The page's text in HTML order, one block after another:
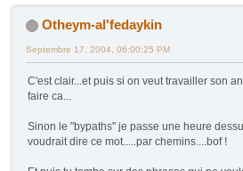
Otheym-al'fedaykin
Septembre 17, 2004, 06:00:25 PM
C'est clair...et puis si on veut travailler son
faire ca...
Sinon le "bypaths" je passe une heure
voudrait dire ce mot.....par chemins....bof !